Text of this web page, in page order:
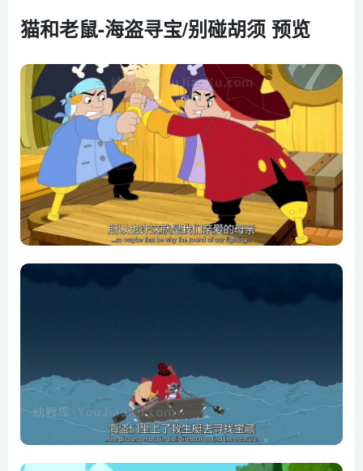
猫和老鼠-海盗寻宝/别碰胡须 预览